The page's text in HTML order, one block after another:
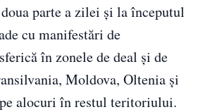
parte a zilei și la începutul
cu manifestări de
în zonele de deal și de
Moldova, Oltenia și
alocuri în restul teritoriului.